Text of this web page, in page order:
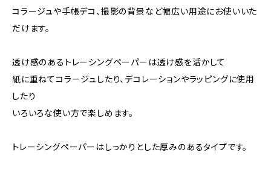
コラージュや手帳デコ、撮影の背景など幅広い用途にお使いいた
だけます。
透け感のあるトレーシングペーパーは透け感を活かして
紙に重ねてコラージュしたり、デコレーションやラッピングに使用
したり
いろいろな使い方で楽しめます。
トレーシングペーパーはしっかりとした厚みのあるタイプです。